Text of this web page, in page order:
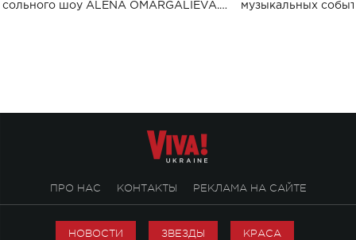
сольного шоу ALENA OMARGALIEVA.
музыкальных
ПРО НАС КОНТАКТЫ РЕКЛАМА НА САЙТЕ
НОВОСТИ ЗВЕЗДЫ КРАСА